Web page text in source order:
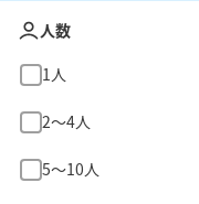
人数
1人
2〜4人
5〜10人